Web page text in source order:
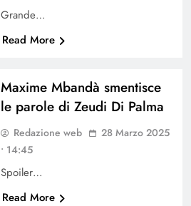
Grande…
Read More
Maxime Mbandà smentisce
le parole di Zeudi Di Palma
Redazione web
28 Marzo 2025
• 14:45
Spoiler…
Read More